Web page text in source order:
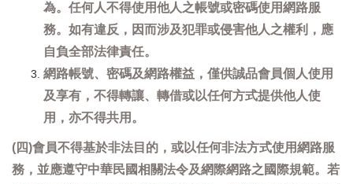
為。任何人不得使用他人之帳號或密碼使用網路服
務。如有違反，因而涉及犯罪或侵害他人之權利，應
自負全部法律責任。
網路帳號、密碼及網路權益，僅供誠品會員個人使用
及享有，不得轉讓、轉借或以任何方式提供他人使
用，亦不得共用。
(四)會員不得基於非法目的，或以任何非法方式使用網路服
務，並應遵守中華民國相關法令及網際網路之國際規範。若